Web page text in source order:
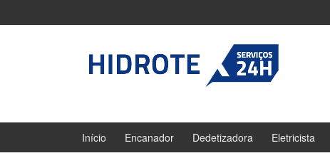
Início Encanador Dedetizadora Eletricista